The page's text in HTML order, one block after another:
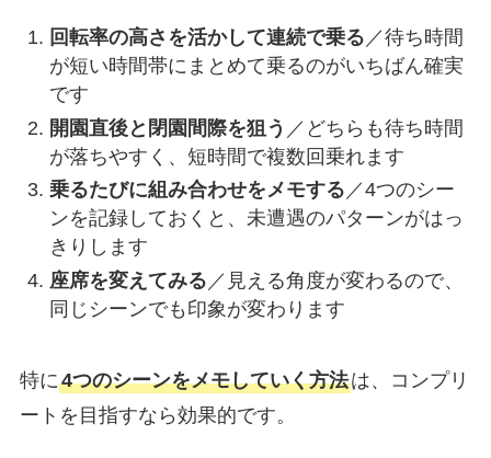
回転率の高さを活かして連続で乗る ／待ち時間
が短い時間帯にまとめて乗るのがいちばん確実
です
開園直後と閉園間際を狙う ／どちらも待ち時間
が落ちやすく、短時間で複数回乗れます
乗るたびに組み合わせをメモする ／4つのシー
ンを記録しておくと、未遭遇のパターンがはっ
きりします
座席を変えてみる ／見える角度が変わるので、
同じシーンでも印象が変わります
特に4つのシーンをメモしていく方法は、コンプリ
ートを目指すなら効果的です。